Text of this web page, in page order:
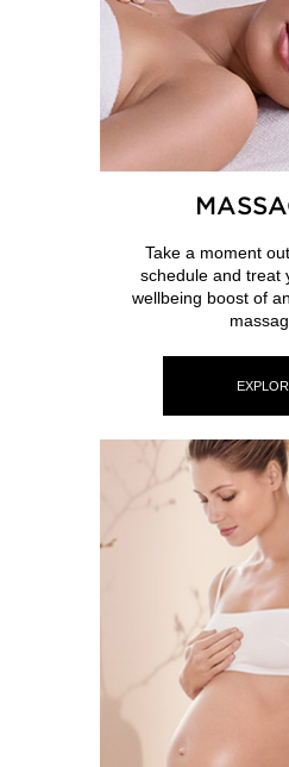
Take a moment
schedule and treat
wellbeing boost of